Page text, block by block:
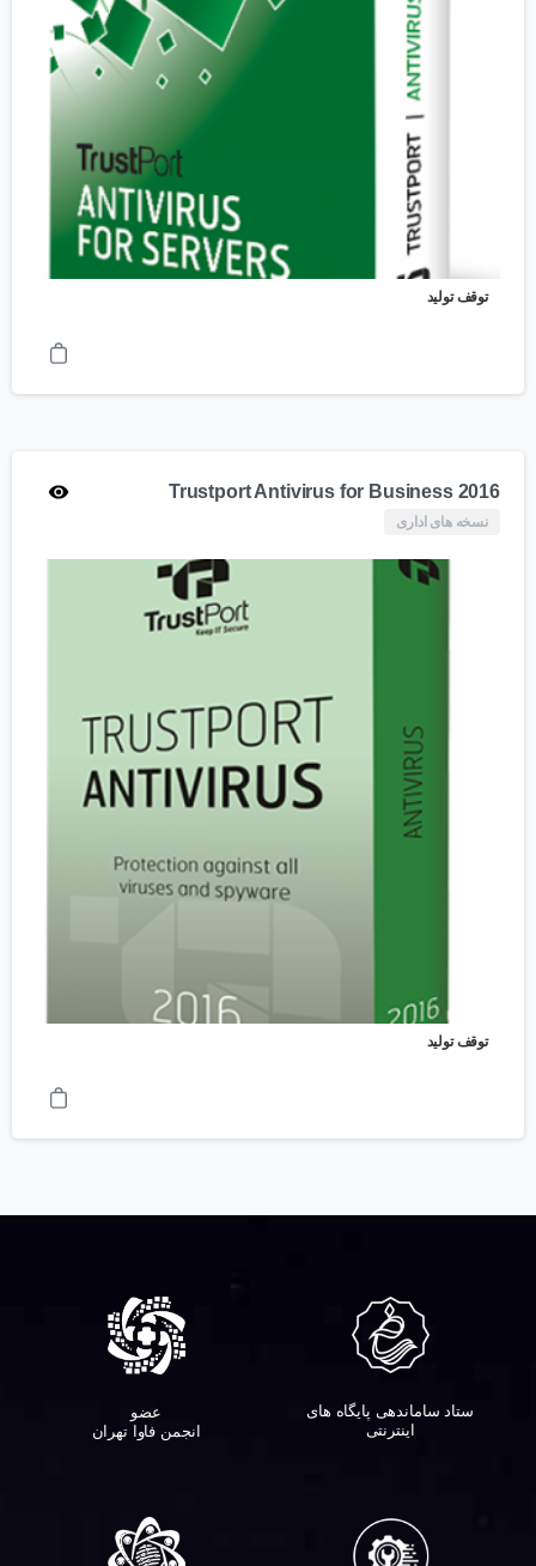
توقف تولید
Trustport Antivirus for Business 2016
نسخه های اداری
توقف تولید
ستاد ساماندهی پایگاه های
اینترنتی
عضو
انجمن فاوا تهران